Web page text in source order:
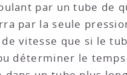
par un tube de
par la seule
vitesse que si le
déterminer le